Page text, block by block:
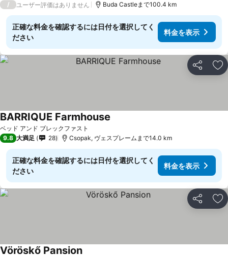
/ ユーザー評価はありません Buda Castleまで100.4 km
正確な料金を確認するには日付を選択してく
ださい
料金を表示
シェア お
ベッド アンド ブレックファスト
BARRIQUE Farmhouse
9.8 大満足 28 Csopak, ヴェスプレームまで14.0 km
正確な料金を確認するには日付を選択してく
ださい
料金を表示
シェア お
Vöröskő Pansion